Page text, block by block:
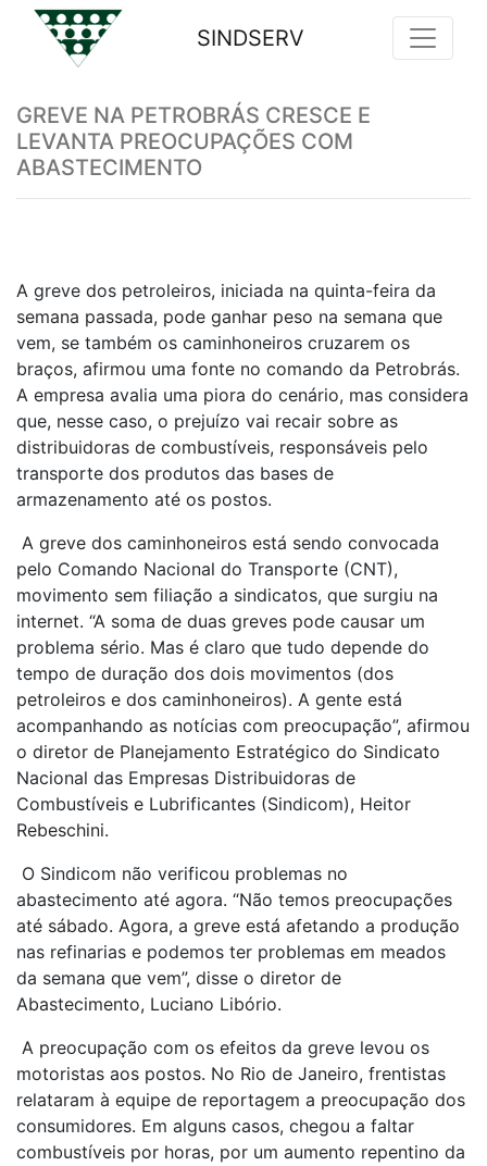
SINDSERV
GREVE NA PETROBRÁS CRESCE E
LEVANTA PREOCUPAÇÕES COM
ABASTECIMENTO
A greve dos petroleiros, iniciada na quinta-feira da
semana passada, pode ganhar peso na semana que
vem, se também os caminhoneiros cruzarem os
braços, afirmou uma fonte no comando da Petrobrás.
A empresa avalia uma piora do cenário, mas considera
que, nesse caso, o prejuízo vai recair sobre as
distribuidoras de combustíveis, responsáveis pelo
transporte dos produtos das bases de
armazenamento até os postos.
A greve dos caminhoneiros está sendo convocada
pelo Comando Nacional do Transporte (CNT),
movimento sem filiação a sindicatos, que surgiu na
internet. “A soma de duas greves pode causar um
problema sério. Mas é claro que tudo depende do
tempo de duração dos dois movimentos (dos
petroleiros e dos caminhoneiros). A gente está
acompanhando as notícias com preocupação”, afirmou
o diretor de Planejamento Estratégico do Sindicato
Nacional das Empresas Distribuidoras de
Combustíveis e Lubrificantes (Sindicom), Heitor
Rebeschini.
O Sindicom não verificou problemas no
abastecimento até agora. “Não temos preocupações
até sábado. Agora, a greve está afetando a produção
nas refinarias e podemos ter problemas em meados
da semana que vem”, disse o diretor de
Abastecimento, Luciano Libório.
A preocupação com os efeitos da greve levou os
motoristas aos postos. No Rio de Janeiro, frentistas
relataram à equipe de reportagem a preocupação dos
consumidores. Em alguns casos, chegou a faltar
combustíveis por horas, por um aumento repentino da